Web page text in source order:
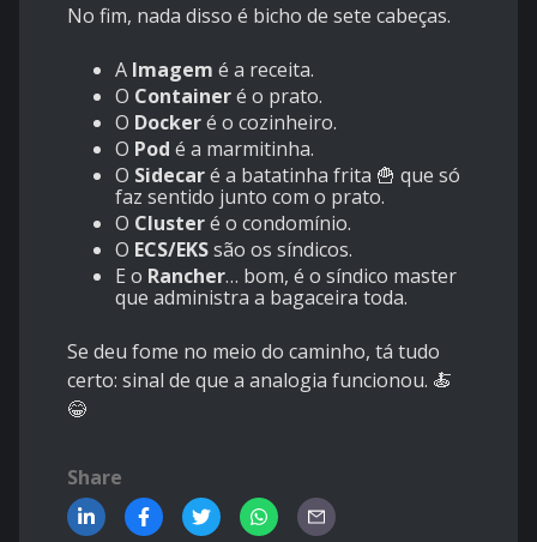
No fim, nada disso é bicho de sete cabeças.
A Imagem é a receita.
O Containeré o prato.
O Dockeré o cozinheiro.
O Pod é a marmitinha.
O Sidecaré a batatinha frita 🍟 que só
faz sentido junto com o prato.
O Clusteré o condomínio.
O ECS/EKSsão os síndicos.
E o Rancher… bom, é o síndico master
que administra a bagaceira toda.
Se deu fome no meio do caminho, tá tudo
certo: sinal de que a analogia funcionou. 🍝
😂
Share